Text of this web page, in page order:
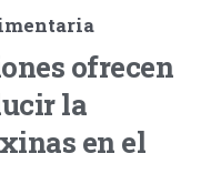
ofrecen
la
en el